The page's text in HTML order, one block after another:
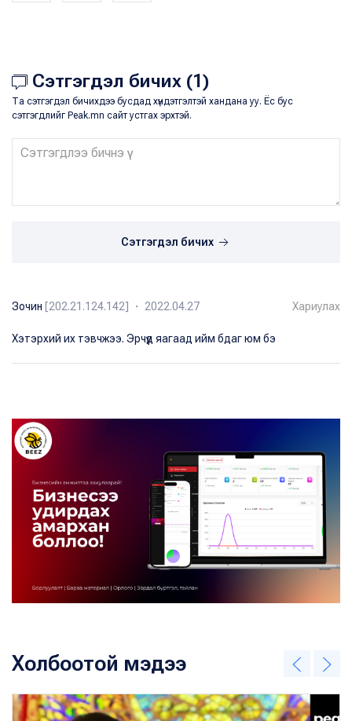
Сэтгэгдэл бичих (1)
Та сэтгэгдэл бичихдээ бусдад хүндэтгэлтэй хандана уу. Ёс бус
сэтгэгдлийг Peak.mn сайт устгах эрхтэй.
Сэтгэгдэл бичих
Зочин [202.21.124.142] ・ 2022.04.27 Хариулах
Хэтэрхий их тэвчжээ. Эрчүүд яагаад ийм бдаг юм бэ
Холбоотой мэдээ